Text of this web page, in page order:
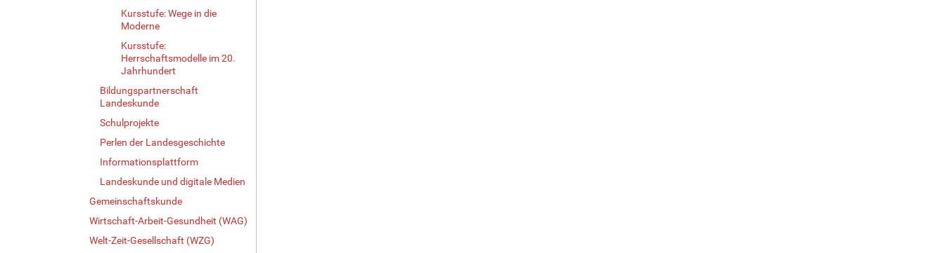
Kursstufe: Wege in die
Moderne
Kursstufe:
Herrschaftsmodelle im 20.
Jahrhundert
Bildungspartnerschaft
Landeskunde
Schulprojekte
Perlen der Landesgeschichte
Informationsplattform
Landeskunde und digitale Medien
Gemeinschaftskunde
Wirtschaft-Arbeit-Gesundheit (WAG)
Welt-Zeit-Gesellschaft (WZG)